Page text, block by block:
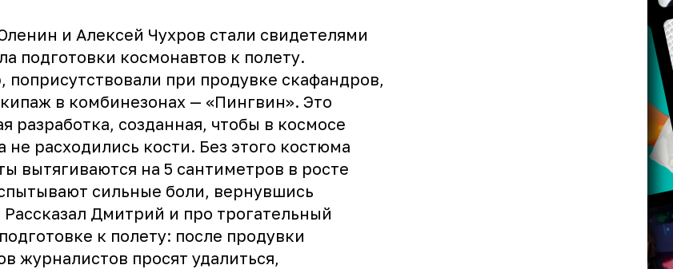
и Алексей Чухров стали свидетелями
подготовки космонавтов к полету.
поприсутствовали при продувке скафандров,
в комбинезонах — «Пингвин». Это
разработка, созданная, чтобы в космосе
не расходились кости. Без этого костюма
вытягиваются на 5 сантиметров в росте
сильные боли, вернувшись
Дмитрий и про трогательный
к полету: после продувки
журналистов просят удалиться,